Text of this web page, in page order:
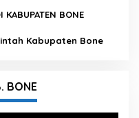
KABUPATEN BONE
Kabupaten Bone
BONE